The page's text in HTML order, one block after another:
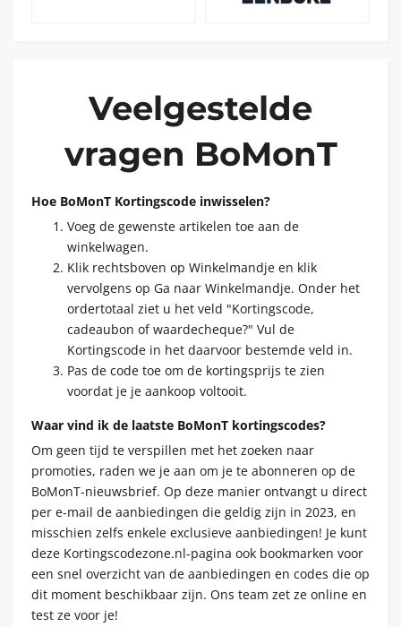
Veelgestelde
vragen BoMonT
Hoe BoMonT Kortingscode inwisselen?
Voeg de gewenste artikelen toe aan de
winkelwagen.
Klik rechtsboven op Winkelmandje en klik
vervolgens op Ga naar Winkelmandje. Onder het
ordertotaal ziet u het veld "Kortingscode,
cadeaubon of waardecheque?" Vul de
Kortingscode in het daarvoor bestemde veld in.
Pas de code toe om de kortingsprijs te zien
voordat je je aankoop voltooit.
Waar vind ik de laatste BoMonT kortingscodes?
Om geen tijd te verspillen met het zoeken naar
promoties, raden we je aan om je te abonneren op de
BoMonT-nieuwsbrief. Op deze manier ontvangt u direct
per e-mail de aanbiedingen die geldig zijn in 2023, en
misschien zelfs enkele exclusieve aanbiedingen! Je kunt
deze Kortingscodezone.nl-pagina ook bookmarken voor
een snel overzicht van de aanbiedingen en codes die op
dit moment beschikbaar zijn. Ons team zet ze online en
test ze voor je!